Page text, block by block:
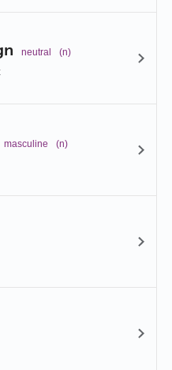
neutral (n)
masculine (n)